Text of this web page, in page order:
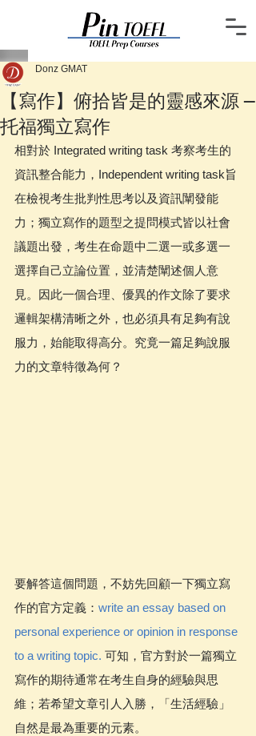
【寫作】俯拾皆是的靈感來源 —
托福獨立寫作
Donz GMAT
相對於 Integrated writing task 考察考生的
資訊整合能力，Independent writing task旨
在檢視考生批判性思考以及資訊闡發能
力；獨立寫作的題型之提問模式皆以社會
議題出發，考生在命題中二選一或多選一
選擇自己立論位置，並清楚闡述個人意
見。因此一個合理、優異的作文除了要求
邏輯架構清晰之外，也必須具有足夠有說
服力，始能取得高分。究竟一篇足夠說服
力的文章特徵為何？
要解答這個問題，不妨先回顧一下獨立寫
作的官方定義： write an essay based on
personal experience or opinion in response
to a writing topic. 可知，官方對於一篇獨立
寫作的期待通常在考生自身的經驗與思
維；若希望文章引人入勝，「生活經驗」
自然是最為重要的元素。